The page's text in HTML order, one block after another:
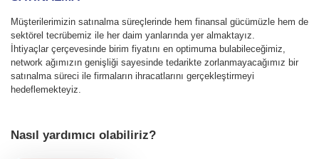
Müşterilerimizin satınalma süreçlerinde hem finansal gücümüzle hem de
sektörel tecrübemiz ile her daim yanlarında yer almaktayız.
İhtiyaçlar çerçevesinde birim fiyatını en optimuma bulabileceğimiz,
network ağımızın genişliği sayesinde tedarikte zorlanmayacağımız bir
satınalma süreci ile firmaların ihracatlarını gerçekleştirmeyi
hedeflemekteyiz.
Nasıl yardımıcı olabiliriz?